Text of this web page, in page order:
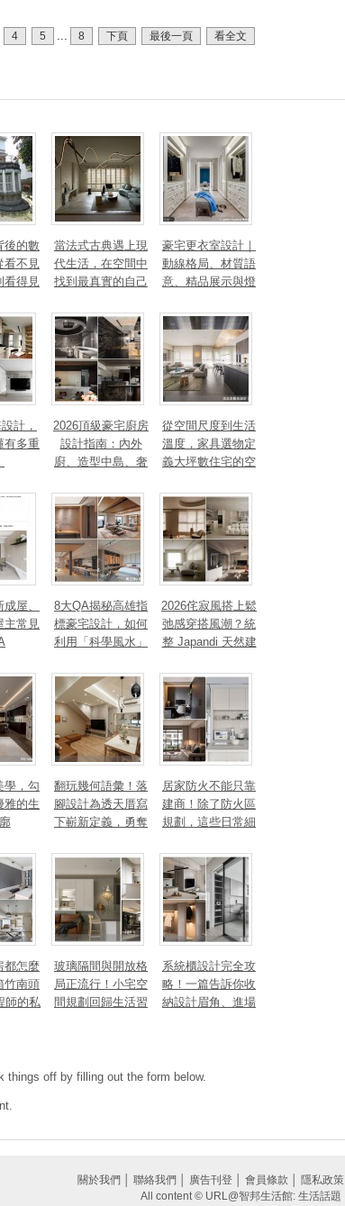
4 5 ... 8 下頁 最後一頁 看全文
後的數
看不見
看得見
當法式古典遇上現
代生活，在空間中
找到最真實的自己
豪宅更衣室設計｜
動線格局、材質語
意、精品展示與燈
打造高訂生活儀式
計，
有多重
2026頂級豪宅廚房
設計指南：內外
廚、造型中島、奢
讓廚房從空間配角
變主角！
從空間尺度到生活
溫度，家具選物定
義大坪數住宅的空
屋、
主常見
8大QA揭秘高雄指
標豪宅設計，如何
利用「科學風水」
量磁場？
2026侘寂風搭上鬆
弛感穿搭風潮？統
整 Japandi 天然建
有風靡全球的軟裝
家具推薦
學，勾
雅的生
翻玩幾何語彙！落
腳設計為透天厝寫
下嶄新定義，勇奪
TAN 國際大獎
居家防火不能只靠
建商！除了防火區
規劃，這些日常細
都怎麼
竹南頭
師的私
玻璃隔間與開放格
局正流行！小宅空
間規劃回歸生活習
系統櫃設計完全攻
略！一篇告訴你收
納設計眉角、進場
things off by filling out the form below.
關於我們 聯絡我們 廣告刊登 會員條款 隱私政策
All content © URL@智邦生活館: 生活話題